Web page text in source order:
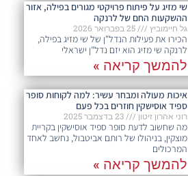
שי מזיג על פיתוח פרויקטי מגורים בפילה, אזור
ההשקעות החם של לרנקה
גל חיימוביץ 25 בפברואר 2026
הכירו את פעילות הנדל"ן של שי מזיג בפילה,
לרנקה שי מזיג הוא יזם נדל"ן ישראלי
להמשך קריאה »
איכות מעולה ומבחר עשיר: למה לקוחות סופר
ספיד אוסישקין חוזרים בכל פעם​
רוני אהרון זיטון 23 בדצמבר 2025
מה שחשוב לדעת סופר ספיד אוסישקין בקריית
מוצקין, בניהולו של רותם אביטבול, נחשב לאחד
המרכולים
להמשך קריאה »